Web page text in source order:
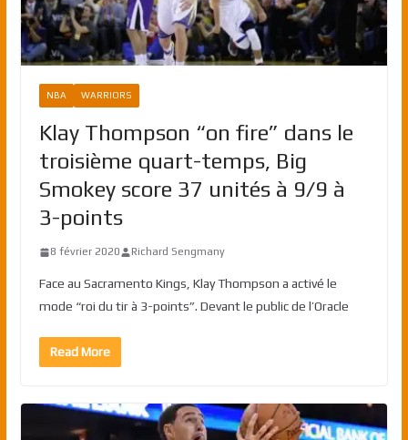
NBA WARRIORS
Klay Thompson “on fire” dans le
troisième quart-temps, Big
Smokey score 37 unités à 9/9 à
3-points
8 février 2020 Richard Sengmany
Face au Sacramento Kings, Klay Thompson a activé le
mode “roi du tir à 3-points”. Devant le public de l’Oracle
Read More